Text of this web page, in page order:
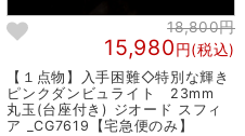
18,800円
15,980円(税込)
【１点物】入手困難◇特別な輝き
ピンクダンビュライト 23mm
丸玉(台座付き) ジオード スフィ
ア _CG7619【宅急便のみ】